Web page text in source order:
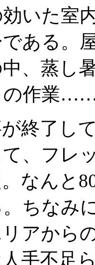
いた室
ある。
、蒸し
の作業
終了し
、フレ
なんと
ちなみ
リアから
人手不足